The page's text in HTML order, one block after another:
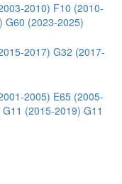
2010) F10 (2010-
G60 (2023-2025)
2017) G32 (2017-
2005) E65 (2005-
G11 (2015-2019) G11